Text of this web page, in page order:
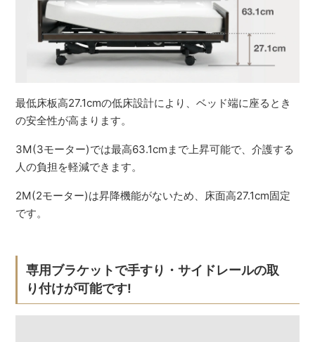
最低床板高27.1cmの低床設計により、ベッド端に座るとき
の安全性が高まります。
3M(3モーター)では最高63.1cmまで上昇可能で、介護する
人の負担を軽減できます。
2M(2モーター)は昇降機能がないため、床面高27.1cm固定
です。
専用ブラケットで手すり・サイドレールの取
り付けが可能です!